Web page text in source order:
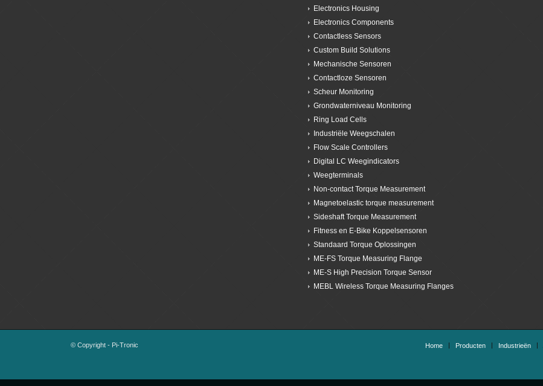
Electronics Housing
Electronics Components
Contactless Sensors
Custom Build Solutions
Mechanische Sensoren
Contactloze Sensoren
Scheur Monitoring
Grondwaterniveau Monitoring
Ring Load Cells
Industriële Weegschalen
Flow Scale Controllers
Digital LC Weegindicators
Weegterminals
Non-contact Torque Measurement
Magnetoelastic torque measurement
Sideshaft Torque Measurement
Fitness en E-Bike Koppelsensoren
Standaard Torque Oplossingen
ME-FS Torque Measuring Flange
ME-S High Precision Torque Sensor
MEBL Wireless Torque Measuring Flanges
© Copyright - Pi-Tronic Home Producten Industrieën